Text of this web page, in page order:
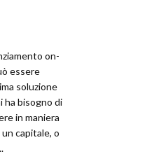
on-
essere
soluzione
ha bisogno di
in maniera
capitale, o